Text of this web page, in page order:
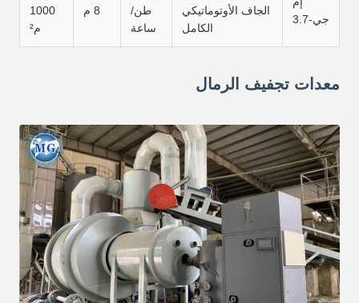
جي-3.7
الجاف الأوتوماتيكي
الكامل
طن/
ساعة
8 م
1000
م²
معدات تجفيف الرمال